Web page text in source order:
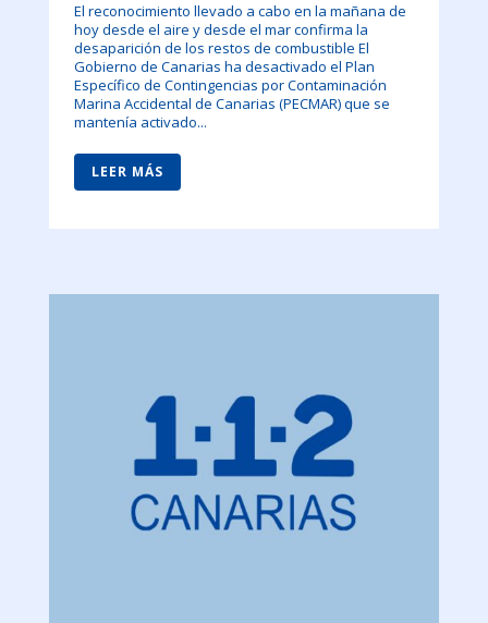
El reconocimiento llevado a cabo en la mañana de
hoy desde el aire y desde el mar confirma la
desaparición de los restos de combustible El
Gobierno de Canarias ha desactivado el Plan
Específico de Contingencias por Contaminación
Marina Accidental de Canarias (PECMAR) que se
mantenía activado...
LEER MÁS